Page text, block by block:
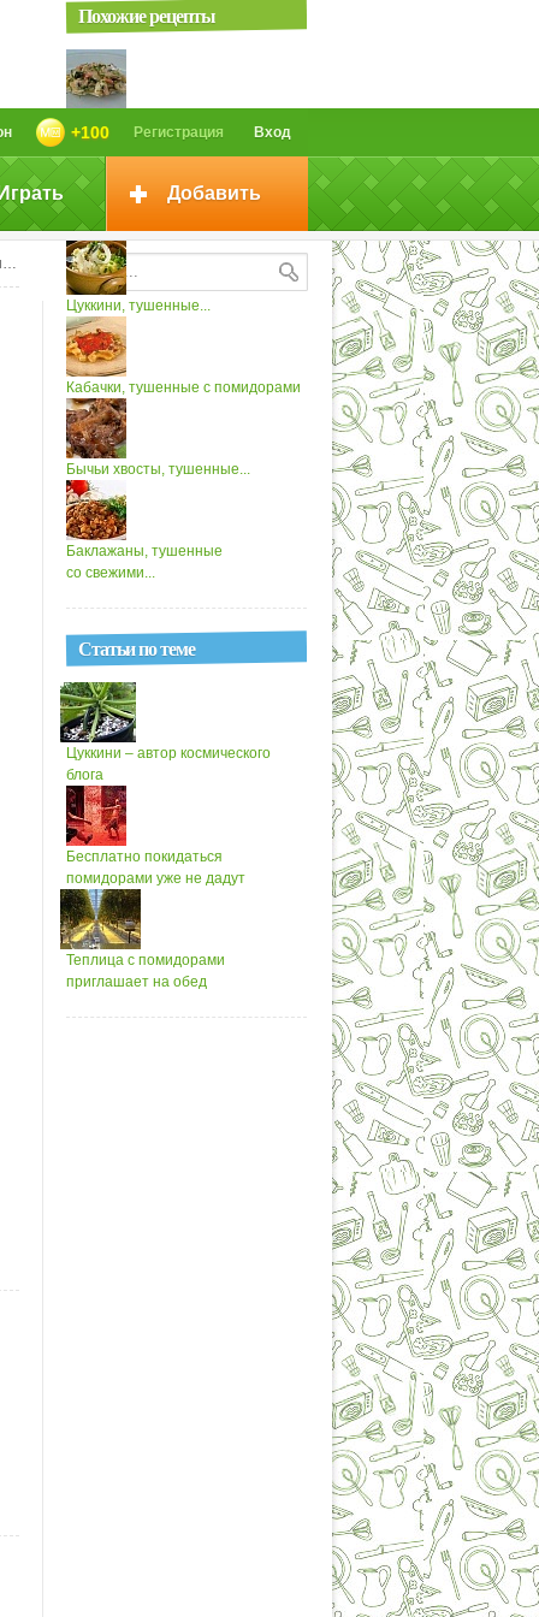
Вход
Регистрация
+100
Добавить
Похожие рецепты
с цуккини...
Шампиньоны, тушенные с цуккини
Цуккини, тушенные...
Кабачки, тушенные с помидорами
Бычьи хвосты, тушенные...
Баклажаны, тушенные
со свежими...
Статьи по теме
Цуккини – автор космического
блога
Бесплатно покидаться
помидорами уже не дадут
Теплица с помидорами
приглашает на обед